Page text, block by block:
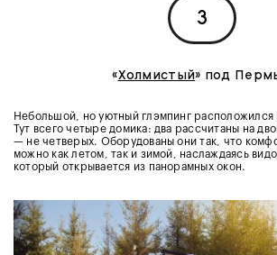
3
«Холмистый» под
Небольшой, но уютный глэмпинг
Тут всего четыре домика: два рассчитаны на
— не четверых. Оборудованы они так, что
можно как летом, так и зимой, наслаждаясь
который открывается из панорамных окон.